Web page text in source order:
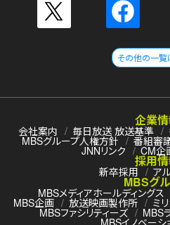
その他の一覧
企業
会社案内 毎日放送 放送基準
MBSグループ人権方針 番組審
JNNリンク CM企
採用
新卒採用 ア
MBSグ
MBSメディアホールディングス
MBS企画 放送映画製作所 ミ
MBSファシリティーズ MBS